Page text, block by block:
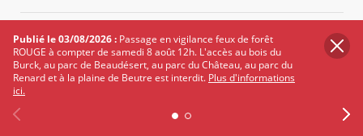
Publié le 03/08/2026 : Passage en vigilance feux de forêt
ROUGE à compter de samedi 8 août 12h. L'accès au bois du
Burck, au parc de Beaudésert, au parc du Château, au parc du
Renard et à la plaine de Beutre est interdit. Plus d'informations
ici.
©2024 Ville de Mérignac, Tous droits réservés
Footer
legals
Mentions légales Salle de presse
Recrutement
Foire aux questions (FAQ)
Carte des équipements